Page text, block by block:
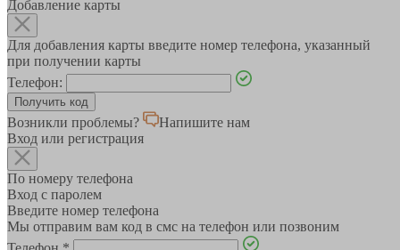
Добавление карты
Для добавления карты введите номер телефона, указанный
при получении карты
Телефон:
Возникли проблемы?
Напишите нам
Вход или регистрация
По номеру телефона
Вход с паролем
Введите номер телефона
Мы отправим вам код в смс на телефон или позвоним